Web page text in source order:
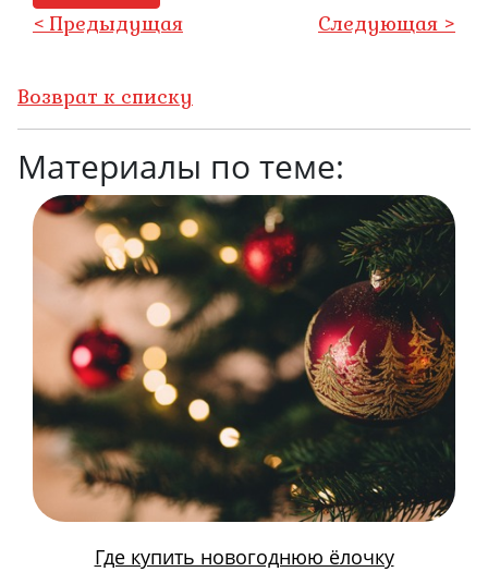
< Предыдущая Следующая >
Возврат к списку
Материалы по теме:
Где купить новогоднюю ёлочку